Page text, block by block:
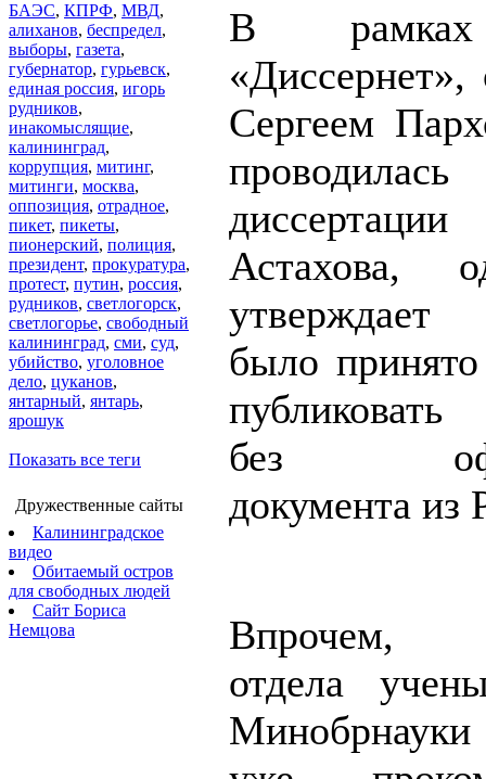
БАЭС, КПРФ, МВД,
алиханов, беспредел,
выборы, газета,
губернатор, гурьевск,
единая россия, игорь
рудников,
инакомыслящие,
калининград,
коррупция, митинг,
митинги, москва,
оппозиция, отрадное,
пикет, пикеты,
пионерский, полиция,
президент, прокуратура,
протест, путин, россия,
рудников, светлогорск,
светлогорье, свободный
калининград, сми, суд,
убийство, уголовное
дело, цуканов,
янтарный, янтарь,
ярошук
Показать все теги
Дружественные сайты
Калининградское
видео
Обитаемый остров
для свободных людей
Сайт Бориса
Немцова
В рамках
«Диссернет»,
Сергеем
проводилась
Астахова,
утверждает
было
публиковать
без
документа из
Впрочем,
отдела